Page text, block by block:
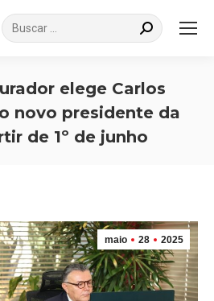
Search:
elege Carlos
novo presidente da
de 1º de junho
maio 28 2025